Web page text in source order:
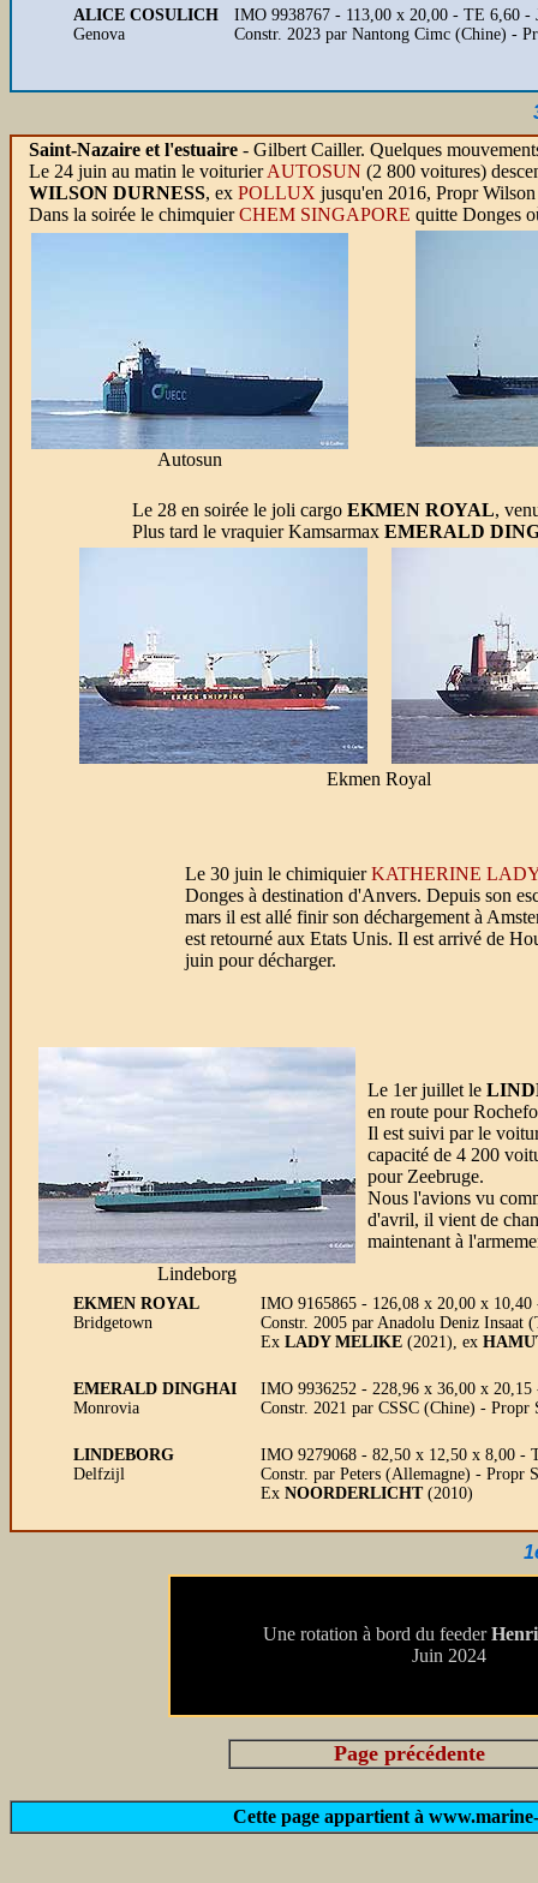
ALICE COSULICH
Genova
IMO 9938767 - 113,00 x 20,00 - TE 6,60
Constr. 2023 par Nantong Cimc (Chine) -
Saint-Nazaire et l'estuaire - Gilbert Cailler. Quelques
Le 24 juin au matin le voiturierAUTOSUN (2 800 voitures)
WILSON DURNESS, ex POLLUX jusqu'en 2016, Propr
Dans la soirée le chimquierCHEM SINGAPORE quitte Donges
Autosun
Le 28 en soirée le joli cargo EKMEN ROYAL,
Plus tard le vraquier Kamsarmax EMERALD
Ekmen Royal
Le 30 juin le chimiquierKATHERINE
Donges à destination d'Anvers. Depuis son
mars il est allé finir son déchargement à
est retourné aux Etats Unis. Il est arrivé de
juin pour décharger.
Lindeborg
Le 1er juillet le
en route pour
Il est suivi par le
capacité de 4 200
pour Zeebruge.
Nous l'avions vu
d'avril, il vient de
maintenant à
EKMEN ROYAL
Bridgetown
IMO 9165865 - 126,08 x 20,00 x
Constr. 2005 par Anadolu Deniz
Ex LADY MELIKE (2021), ex
EMERALD DINGHAI
Monrovia
IMO 9936252 - 228,96 x 36,00 x
Constr. 2021 par CSSC (Chine) -
LINDEBORG
Delfzijl
IMO 9279068 - 82,50 x 12,50 x 8,00 -
Constr. par Peters (Allemagne) - Propr
Ex NOORDERLICHT(2010)
Une rotation à bord du feeder
Juin 2024
Page précédente
Cette page appartient à